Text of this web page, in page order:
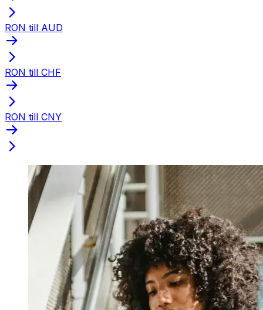
RON till AUD
RON till CHF
RON till CNY